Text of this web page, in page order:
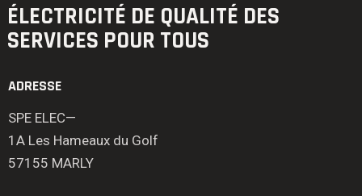
ÉLECTRICITÉ DE QUALITÉ DES
SERVICES POUR TOUS
ADRESSE
SPE ELEC—
1A Les Hameaux du Golf
57155 MARLY